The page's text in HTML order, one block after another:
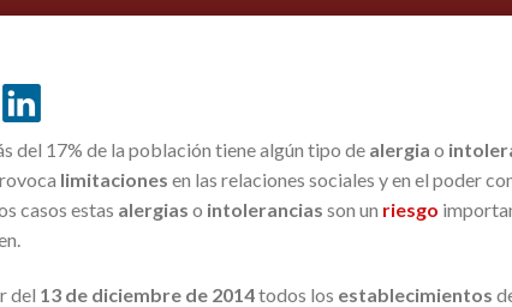
del 17% de la población tiene algún tipo de alergia o
limitaciones en las relaciones sociales y en el poder
casos estas alergias o intolerancias son un riesgo
del 13 de diciembre de 2014todos los establecimientos